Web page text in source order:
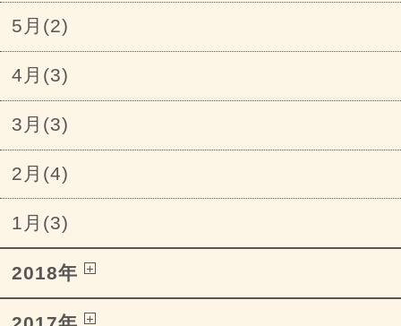
5月(2)
4月(3)
3月(3)
2月(4)
1月(3)
2018年